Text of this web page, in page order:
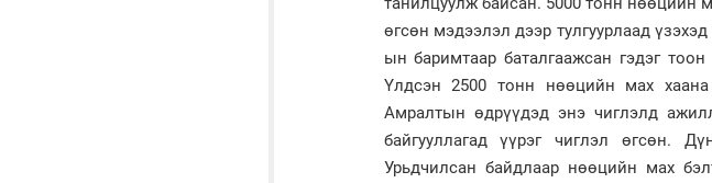
өгсөн мэдээлэл дээр тулгуурлаад
ын баримтаар баталгаажсан гэдэг
Үлдсэн 2500 тонн нөөцийн мах
Амралтын өдрүүдэд энэ чиглэлд
байгууллагад үүрэг чиглэл өгсөн.
Урьдчилсан байдлаар нөөцийн мах